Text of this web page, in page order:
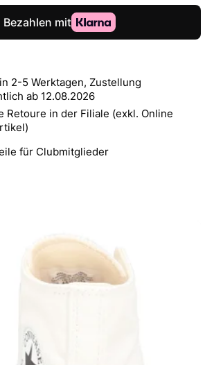
2-5 Werktagen, Zustellung
ab 12.08.2026
Retoure in der Filiale (exkl. Online
für Clubmitglieder